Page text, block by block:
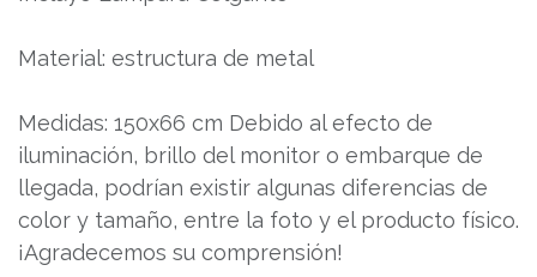
Material: estructura de metal
Medidas: 150x66 cm Debido al efecto de
iluminación, brillo del monitor o embarque de
llegada, podrían existir algunas diferencias de
color y tamaño, entre la foto y el producto físico.
¡Agradecemos su comprensión!